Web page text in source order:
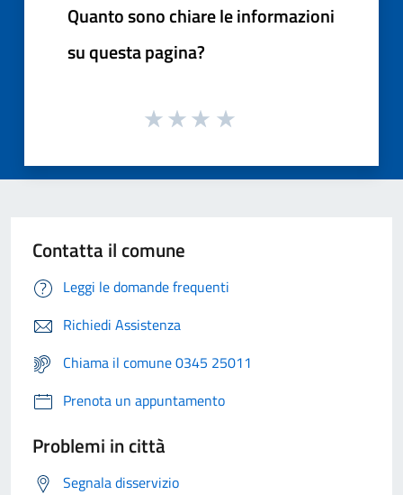
Quanto sono chiare le informazioni
su questa pagina?
Contatta il comune
Leggi le domande frequenti
Richiedi Assistenza
Chiama il comune 0345 25011
Prenota un appuntamento
Problemi in città
Segnala disservizio